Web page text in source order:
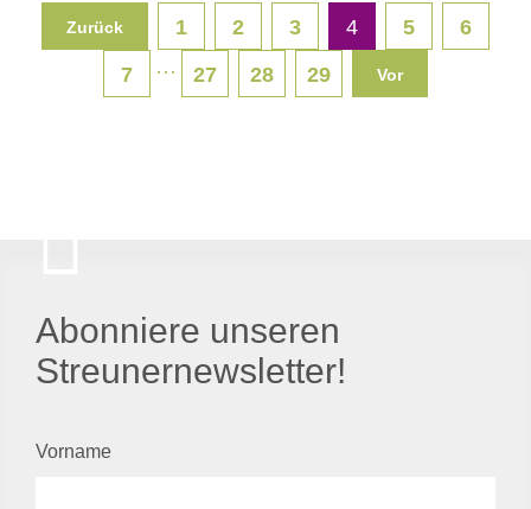
Zurück 1 2 3 4 5
6
7
··· 27 28 29 Vor
Abonniere unseren
Streunernewsletter!
Vorname